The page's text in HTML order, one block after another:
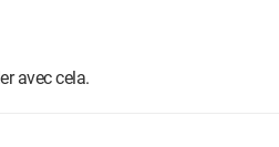
avec cela.